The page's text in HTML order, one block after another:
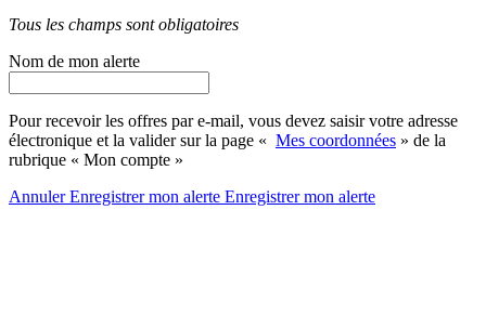
Tous les champs sont obligatoires
Nom de mon alerte
Pour recevoir les offres par e-mail, vous devez saisir votre adresse
électronique et la valider sur la page « Mes coordonnées » de la
rubrique « Mon compte »
AnnulerEnregistrer mon alerte Enregistrermon alerte